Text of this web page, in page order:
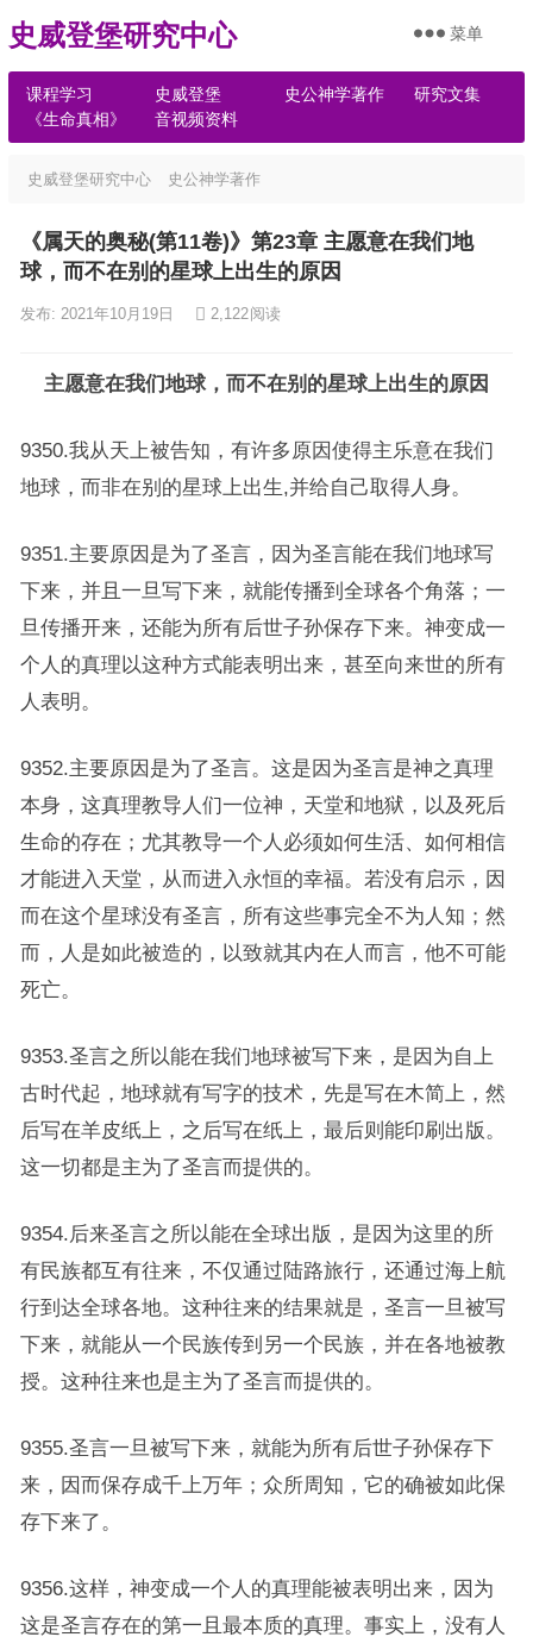
史威登堡研究中心
课程学习 史威登堡 史公神学著作
研究文集
《生命真相》
音视频资料
菜单
史威登堡研究中心 史公神学著作
《属天的奥秘(第11卷)》第23章 主愿意在我们地
球，而不在别的星球上出生的原因
发布: 2021年10月19日 2,122阅读
主愿意在我们地球，而不在别的星球上出生的原因
9350.我从天上被告知，有许多原因使得主乐意在我们
地球，而非在别的星球上出生,并给自己取得人身。
9351.主要原因是为了圣言，因为圣言能在我们地球写
下来，并且一旦写下来，就能传播到全球各个角落；一
旦传播开来，还能为所有后世子孙保存下来。神变成一
个人的真理以这种方式能表明出来，甚至向来世的所有
人表明。
9352.主要原因是为了圣言。这是因为圣言是神之真理
本身，这真理教导人们一位神，天堂和地狱，以及死后
生命的存在；尤其教导一个人必须如何生活、如何相信
才能进入天堂，从而进入永恒的幸福。若没有启示，因
而在这个星球没有圣言，所有这些事完全不为人知；然
而，人是如此被造的，以致就其内在人而言，他不可能
死亡。
9353.圣言之所以能在我们地球被写下来，是因为自上
古时代起，地球就有写字的技术，先是写在木简上，然
后写在羊皮纸上，之后写在纸上，最后则能印刷出版。
这一切都是主为了圣言而提供的。
9354.后来圣言之所以能在全球出版，是因为这里的所
有民族都互有往来，不仅通过陆路旅行，还通过海上航
行到达全球各地。这种往来的结果就是，圣言一旦被写
下来，就能从一个民族传到另一个民族，并在各地被教
授。这种往来也是主为了圣言而提供的。
9355.圣言一旦被写下来，就能为所有后世子孙保存下
来，因而保存成千上万年；众所周知，它的确被如此保
存下来了。
9356.这样，神变成一个人的真理能被表明出来，因为
这是圣言存在的第一且最本质的真理。事实上，没有人